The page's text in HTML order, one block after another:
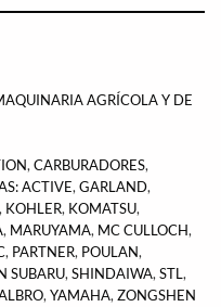
AGRÍCOLA Y DE
, CARBURADORES,
ACTIVE, GARLAND,
, KOHLER, KOMATSU,
, MARUYAMA, MC CULLOCH,
, PARTNER, POULAN,
SUBARU, SHINDAIWA, STL,
, YAMAHA, ZONGSHEN